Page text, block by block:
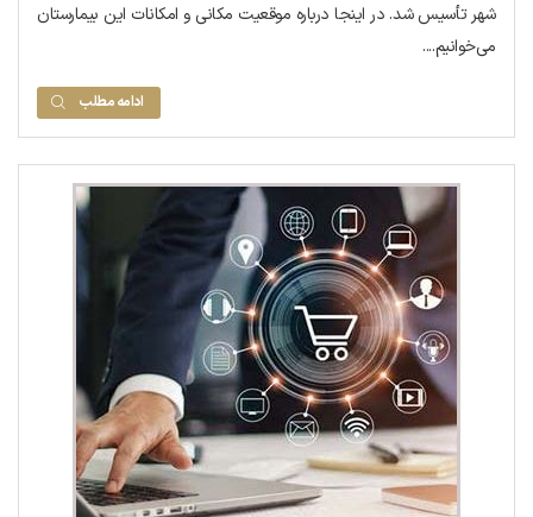
شهر تأسیس شد. در اینجا درباره موقعیت مکانی و امکانات این بیمارستان
می‌خوانیم....
ادامه مطلب